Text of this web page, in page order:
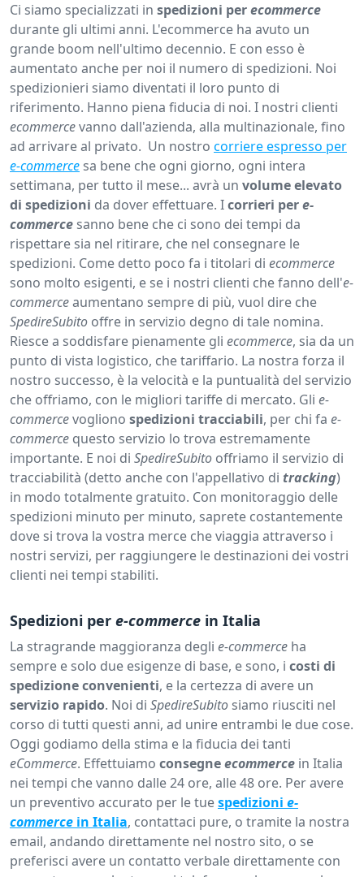
Ci siamo specializzati in spedizioni perecommerce
durante gli ultimi anni. L'ecommerce ha avuto un
grande boom nell'ultimo decennio. E con esso è
aumentato anche per noi il numero di spedizioni. Noi
spedizionieri siamo diventati il loro punto di
riferimento. Hanno piena fiducia di noi. I nostri clienti
ecommercevanno dall'azienda, alla multinazionale, fino
ad arrivare al privato. Un nostro corriere espresso per
e-commerce sa bene che ogni giorno, ogni intera
settimana, per tutto il mese... avrà un volumeelevato
di spedizioni da dover effettuare. Icorrieri pere-
commerce sanno bene che ci sono dei tempi da
rispettare sia nel ritirare, che nel consegnare le
spedizioni. Come detto poco fa i titolari di ecommerce
sono molto esigenti, e se i nostri clienti che fanno dell'e-
commerceaumentano sempre di più, vuol dire che
SpedireSubito offre in servizio degno di tale nomina.
Riesce a soddisfare pienamente gli ecommerce, sia da un
punto di vista logistico, che tariffario. La nostra forza il
nostro successo, è la velocità e la puntualità del servizio
che offriamo, con le migliori tariffe di mercato. Gli e-
commercevogliono spedizioni tracciabili, per chi fa e-
commerce questo servizio lo trova estremamente
importante. E noi di SpedireSubito offriamo il servizio di
tracciabilità (detto anche con l'appellativo di tracking)
in modo totalmente gratuito. Con monitoraggio delle
spedizioni minuto per minuto, saprete costantemente
dove si trova la vostra merce che viaggia attraverso i
nostri servizi, per raggiungere le destinazioni dei vostri
clienti nei tempi stabiliti.
Spedizioni per e-commerce in Italia
La stragrande maggioranza degli e-commerce ha
sempre e solo due esigenze di base, e sono, i costi di
spedizione convenienti, e la certezza di avere un
servizio rapido. Noi di SpedireSubito siamo riusciti nel
corso di tutti questi anni, ad unire entrambi le due cose.
Oggi godiamo della stima e la fiducia dei tanti
eCommerce. Effettuiamo consegneecommerce in Italia
nei tempi che vanno dalle 24 ore, alle 48 ore. Per avere
un preventivo accurato per le tuespedizioni e-
commerce in Italia, contattaci pure, o tramite la nostra
email, andando direttamente nel nostro sito, o se
preferisci avere un contatto verbale direttamente con